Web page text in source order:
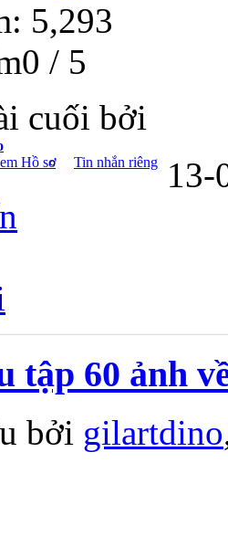
5,293
/ 5
cuối bởi
Hồ sơ
Tin nhắn riêng
tập 60 ảnh
bởi gilartdino